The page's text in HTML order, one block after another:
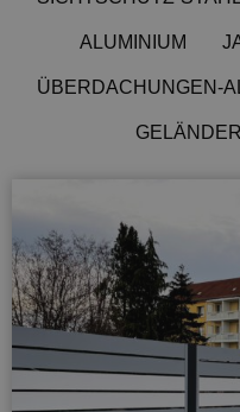
ALUMINIUM
ÜBERDACHUNGEN-
GELÄNDER